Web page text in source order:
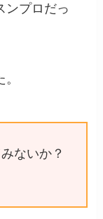
ンプロだっ
ないか？